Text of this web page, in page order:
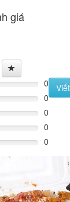
giá
0
0
0
0
0